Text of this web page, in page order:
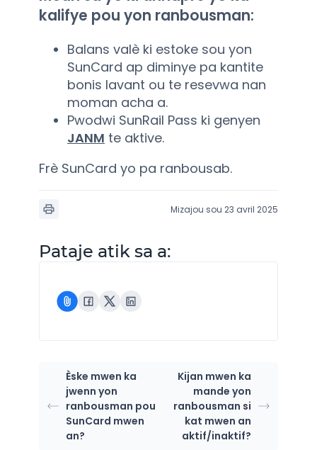
kalifye pou yon ranbousman:
Balans valè ki estoke sou yon
SunCard ap diminye pa kantite
bonis lavant ou te resevwa nan
moman acha a.
Pwodwi SunRail Pass ki genyen
JANM te aktive.
Frè SunCard yo pa ranbousab.
Mizajou sou 23 avril 2025
Pataje atik sa a:
Èske mwen ka
jwenn yon
ranbousman pou
SunCard mwen
an?
Kijan mwen ka
mande yon
ranbousman si
kat mwen an
aktif/inaktif?